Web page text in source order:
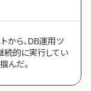
から、DB運用ツ
続的に実行してい
んだ。